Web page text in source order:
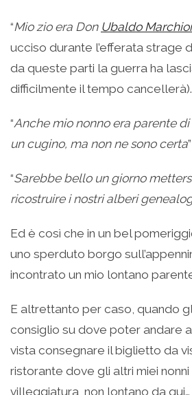
“Mio zio era Don Ubaldo
ucciso durante l’efferata strage
da queste parti la guerra ha
difficilmente il tempo cancellerà).
“Anche mio nonno era parente
un cugino, ma non ne sono certa”
“Sarebbe bello un giorno
ricostruire i nostri alberi
Ed è così che in un bel
uno sperduto borgo
incontrato un mio lontano
E altrettanto per caso, quando
consiglio su dove poter andare
vista consegnare il biglietto da
ristorante dove gli altri miei nonni
villeggiatura, non lontano da qui…